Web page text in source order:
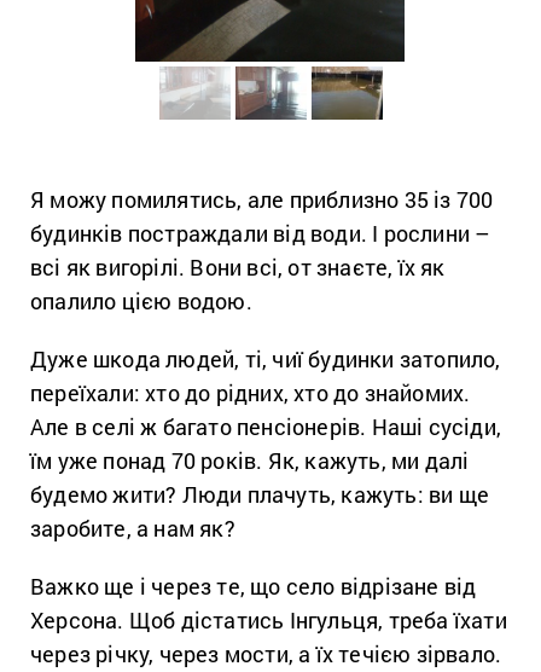
Я можу помилятись, але приблизно 35 із 700
будинків постраждали від води. І рослини –
всі як вигорілі. Вони всі, от знаєте,їх як
опалило цією водою.
Дуже шкода людей, ті, чиї будинки затопило,
переїхали: хто до рідних, хто до знайомих.
Але в селі ж багато пенсіонерів. Наші сусіди,
їм уже понад 70 років. Як, кажуть, ми далі
будемо жити? Люди плачуть, кажуть: ви ще
заробите, а нам як?
Важко ще і через те, що село відрізане від
Херсона. Щоб дістатись Інгульця, треба їхати
через річку, через мости, а їх течією зірвало.